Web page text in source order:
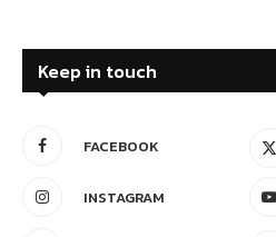
Keep in touch
FACEBOOK
INSTAGRAM